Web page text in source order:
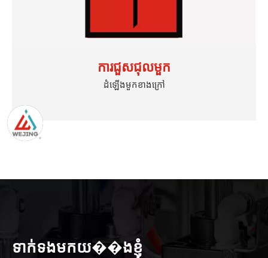
ការជួសជុលមួក
ដំឡើងមួកខាងក្រៅ
ទាក់ទងមកយ��ងខ្ញុំ